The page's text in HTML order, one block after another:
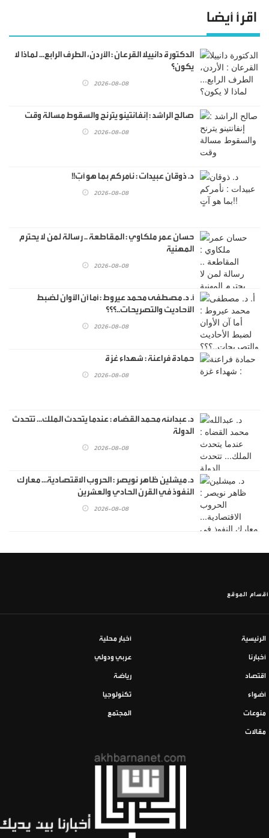
اقرأ أيضا
الدكتورة دانييلا القرعان : الأردن، الطرف الرابع... لماذا لا
يكون؟
2026-08-08
صالح الراشد : إنفانتينو يترنح والسقوط مسالة وقت
2026-08-08
د. ذوقان عبيدات : نأمركم بما هو آتٍ!!
2026-08-08
حسان عمر ملكاوي : المقاطعة .. رسالة لمن لا يحترم
المهنية
2026-08-08
أ. د. مصطفى محمد عيروط : أما آن الأوان لضبط
الأحاديث والتصريحات..؟؟؟
2026-08-08
حمادة فراعنة : شهداء غزة
2026-08-08
د. عبدالله محمد القضاه : عندما يتحدث الملك... تتحدث
الدولة
2026-08-08
د. ميشلين ظاهر نويصر : الحروب الاقتصادية... معارك
النفوذ في القرن الحادي والعشرين
2026-08-08
أقسام الموقع
الرئيسية أخبار محلية
أخبارنا عربي ودولي
اقتصاد رياضة
أضواء تكنولوجيا
منوعات المجتمع
مقالات